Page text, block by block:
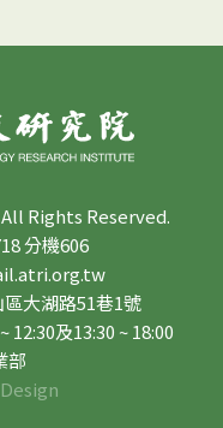
Rights Reserved.
分機606
大湖路51巷1號
及13:30 ~ 18:00
部